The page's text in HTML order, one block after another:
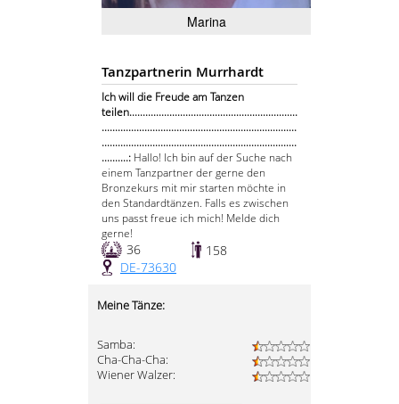
Marina
Tanzpartnerin Murrhardt
Ich will die Freude am Tanzen
teilen...............................................................
.........................................................................
.........................................................................
..........: Hallo! Ich bin auf der Suche nach
einem Tanzpartner der gerne den
Bronzekurs mit mir starten möchte in
den Standardtänzen. Falls es zwischen
uns passt freue ich mich! Melde dich
gerne!
36
158
DE-73630
Meine Tänze:
Samba:
Cha-Cha-Cha:
Wiener Walzer: